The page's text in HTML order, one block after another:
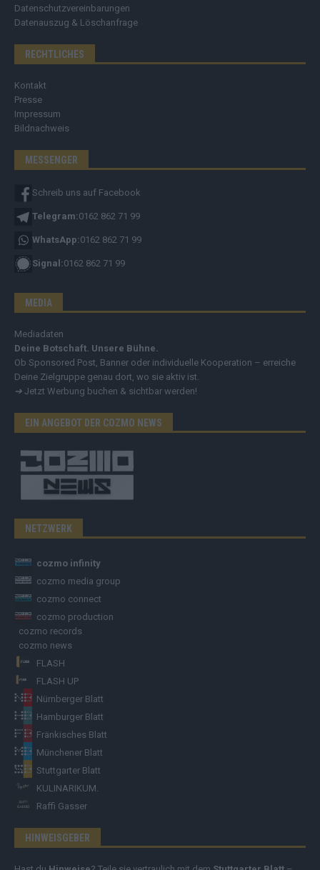
Datenschutzvereinbarungen
Datenauszug & Löschanfrage
RECHTLICHES
Kontakt
Presse
Impressum
Bildnachweis
MESSENGER
Schreib uns auf Facebook
Telegram:0162 862 71 99
WhatsApp:0162 862 71 99
Signal:0162 862 71 99
MEDIA
Mediadaten
Deine Botschaft. Unsere Bühne.
Ob Sponsored Post, Banner oder individuelle Kooperation – erreiche
Deine Zielgruppe genau dort, wo sie aktiv ist.
➔ Jetzt Werbung buchen & sichtbar werden!
EIN ANGEBOT DER COZMO NEWS
NETZWERK
cozmo infinity
cozmo media group
cozmo connect
cozmo production
cozmo records
cozmo news
FLASH
FLASH UP
Nürnberger Blatt
Hamburger Blatt
Fränkisches Blatt
Münchener Blatt
Stuttgarter Blatt
KULINARIKUM.
Raffi Gasser
HINWEISGEBER